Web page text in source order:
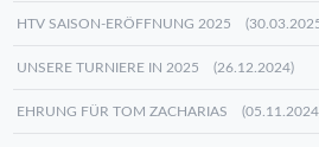
HTV SAISON-ERÖFFNUNG 2025
UNSERE TURNIERE IN 2025 (26.12.2024)
EHRUNG FÜR TOM ZACHARIAS